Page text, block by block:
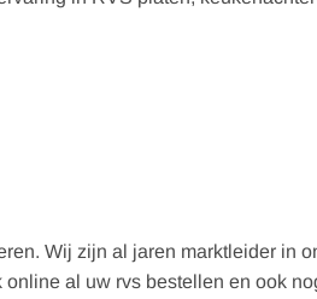
Wij zijn al jaren marktleider in
al uw rvs bestellen en ook